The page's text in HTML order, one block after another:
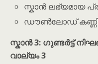
സ്കാൻ ലഭ്യമായ
ഡൗൺലോഡ്
സ്കാൻ 3: ഗുണ്ടർട്ട്
വാല്യം 3